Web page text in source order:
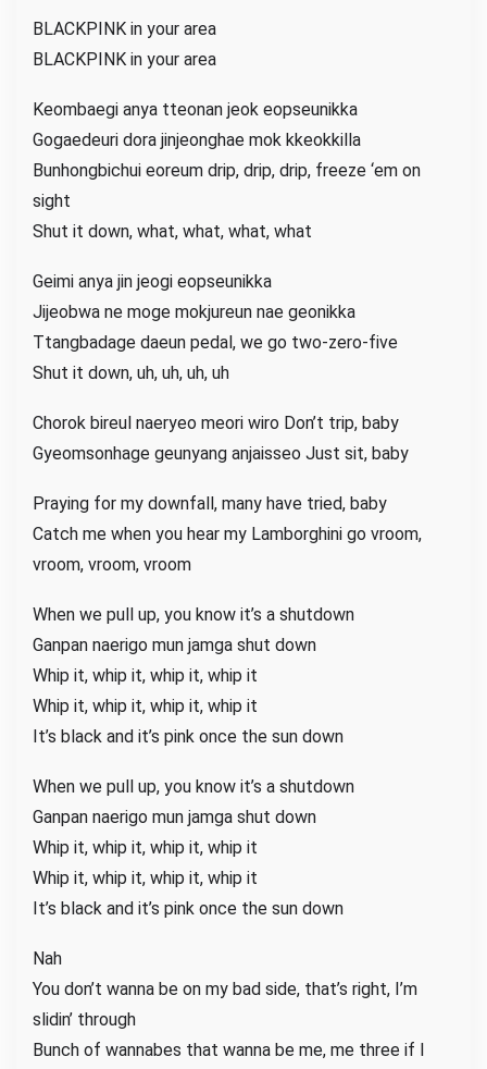
BLACKPINK in your area
BLACKPINK in your area
Keombaegi anya tteonan jeok eopseunikka
Gogaedeuri dora jinjeonghae mok kkeokkilla
Bunhongbichui eoreum drip, drip, drip, freeze ‘em on
sight
Shut it down, what, what, what, what
Geimi anya jin jeogi eopseunikka
Jijeobwa ne moge mokjureun nae geonikka
Ttangbadage daeun pedal, we go two-zero-five
Shut it down, uh, uh, uh, uh
Chorok bireul naeryeo meori wiro Don’t trip, baby
Gyeomsonhage geunyang anjaisseo Just sit, baby
Praying for my downfall, many have triеd, baby
Catch me when you hear my Lamborghini go vroom,
vroom, vroom, vroom
Whеn we pull up, you know it’s a shutdown
Ganpan naerigo mun jamga shut down
Whip it, whip it, whip it, whip it
Whip it, whip it, whip it, whip it
It’s black and it’s pink once the sun down
When we pull up, you know it’s a shutdown
Ganpan naerigo mun jamga shut down
Whip it, whip it, whip it, whip it
Whip it, whip it, whip it, whip it
It’s black and it’s pink once the sun down
Nah
You don’t wanna be on my bad side, that’s right, I’m
slidin’ through
Bunch of wannabes that wanna be me, me three if I